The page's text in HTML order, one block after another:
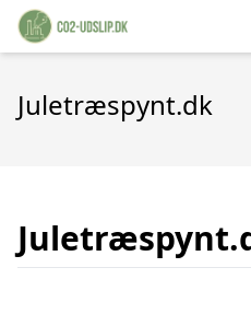
Juletræspynt.dk